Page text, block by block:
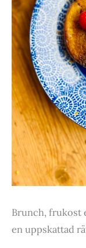
Brunch, frukost
en uppskattad